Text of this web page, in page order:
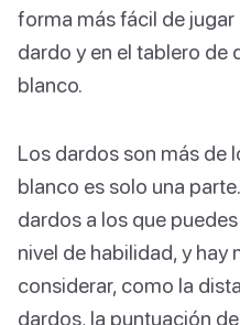
forma más fácil de
dardo y en el tablero de
blanco.
Los dardos son más de
blanco es solo una
dardos a los que
nivel de habilidad, y hay
considerar, como la
dardos, la puntuación